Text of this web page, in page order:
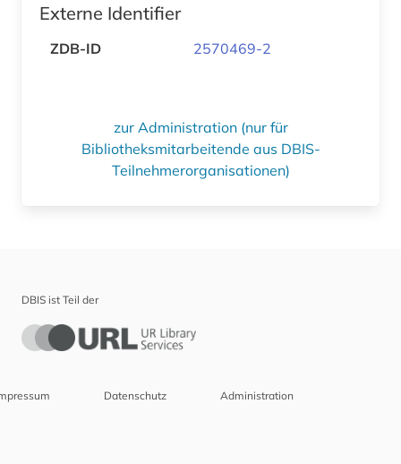
Externe Identifier
ZDB-ID 2570469-2
zur Administration (nur für
Bibliotheksmitarbeitende aus DBIS-
Teilnehmerorganisationen)
DBIS ist Teil der
Datenschutz Administration